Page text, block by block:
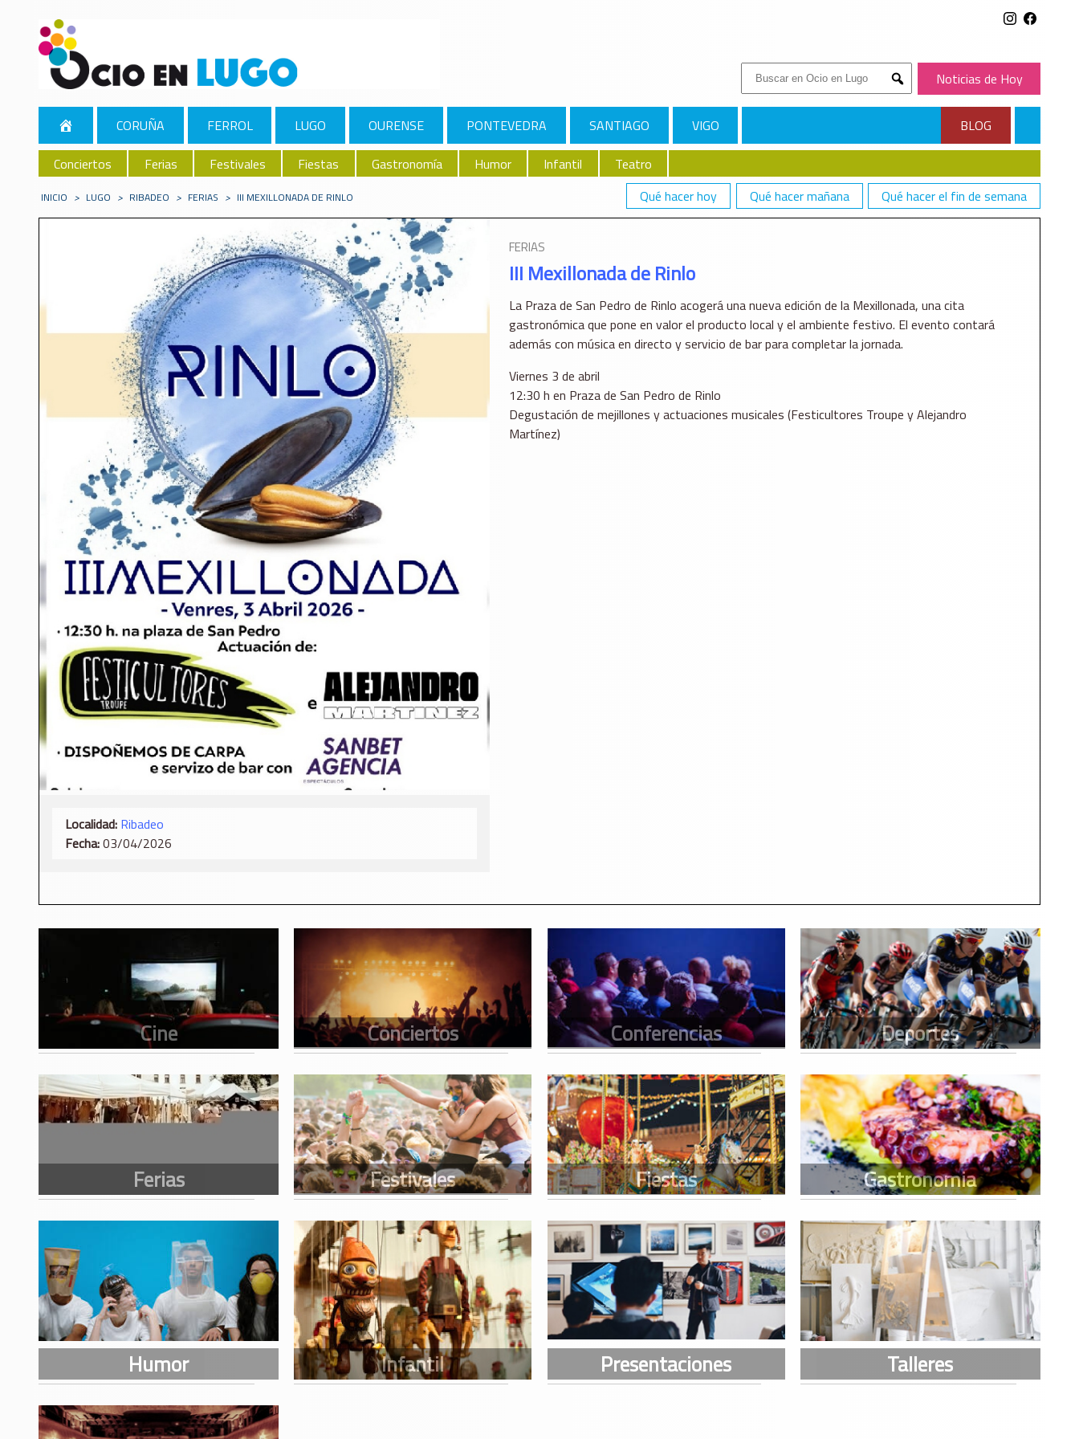
Buscar:
Submit
Noticias de Hoy
CORUÑA FERROL LUGO OURENSE PONTEVEDRA SANTIAGO VIGO
BLOG
Conciertos
Ferias Festivales Fiestas Gastronomía Humor Infantil
Teatro
Qué hacer hoy
Qué hacer mañana Qué hacer el fin de semana
INICIO > LUGO > RIBADEO > FERIAS > III MEXILLONADA DE RINLO
Localidad: Ribadeo
Fecha:03/04/2026
FERIAS
III Mexillonada de Rinlo
La Praza de San Pedro de Rinlo acogerá una nueva edición de la Mexillonada, una cita
gastronómica que pone en valor el producto local y el ambiente festivo. El evento contará
además con música en directo y servicio de bar para completar la jornada.
Viernes 3 de abril
12:30 h en Praza de San Pedro de Rinlo
Degustación de mejillones y actuaciones musicales (Festicultores Troupe y Alejandro
Martínez)